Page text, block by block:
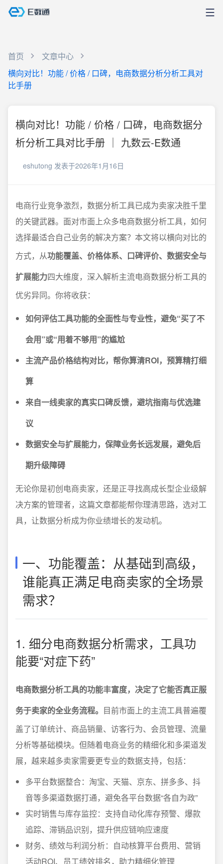
首页
文章中心
横向对比！功能 / 价格 / 口碑，电商数据分析分析工具对
比手册
横向对比！功能 / 价格 / 口碑，电商数据分
析分析工具对比手册 ｜ 九数云-E数通
eshutong 发表于2026年1月16日
电商行业竞争激烈，数据分析工具已成为卖家决胜千里
的关键武器。面对市面上众多电商数据分析工具，如何
选择最适合自己业务的解决方案？本文将以横向对比的
方式，从功能覆盖、价格体系、口碑评价、数据安全与
扩展能力四大维度，深入解析主流电商数据分析工具的
优劣异同。你将收获：
如何评估工具功能的全面性与专业性，避免“买了不
会用”或“用着不够用”的尴尬
主流产品价格结构对比，帮你算清ROI，预算精打细
算
来自一线卖家的真实口碑反馈，避坑指南与优选建
议
数据安全与扩展能力，保障业务长远发展，避免后
期升级障碍
无论你是初创电商卖家，还是正寻找高成长型企业级解
决方案的管理者，这篇文章都能帮你理清思路，选对工
具，让数据分析成为你业绩增长的发动机。
一、功能覆盖：从基础到高级，
谁能真正满足电商卖家的全场景
需求？
1. 细分电商数据分析需求，工具功
能要“对症下药”
电商数据分析工具的功能丰富度，决定了它能否真正服
务于卖家的全业务流程。 目前市面上的主流工具普遍覆
盖了订单统计、商品销量、访客行为、会员管理、流量
分析等基础模块。但随着电商业务的精细化和多渠道发
展，越来越多卖家需要更专业的数据支持，包括：
多平台数据整合：淘宝、天猫、京东、拼多多、抖
音等多渠道数据打通，避免各平台数据“各自为政”
实时销售与库存监控：支持自动化库存预警、爆款
追踪、滞销品识别，提升供应链响应速度
财务、绩效与利润分析：自动核算平台费用、营销
活动ROI、员工绩效排名，助力精细化管理